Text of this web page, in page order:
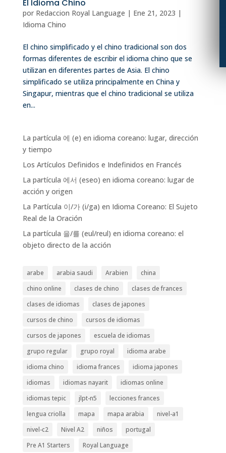
El Idioma Chino
por Redaccion Royal Language | Ene 21, 2023 |
Idioma Chino
El chino simplificado y el chino tradicional son dos
formas diferentes de escribir el idioma chino que se
utilizan en diferentes partes de Asia. El chino
simplificado se utiliza principalmente en China y
Singapur, mientras que el chino tradicional se utiliza
en...
La partícula 에 (e) en idioma coreano: lugar, dirección
y tiempo
Los Artículos Definidos e Indefinidos en Francés
La partícula 에서 (eseo) en idioma coreano: lugar de
acción y origen
La Partícula 이/가 (i/ga) en Idioma Coreano: El Sujeto
Real de la Oración
La partícula 을/를 (eul/reul) en idioma coreano: el
objeto directo de la acción
arabe arabia saudi Arabien
china
chino online
clases de chino
clases de frances
clases de idiomas
clases de japones
cursos de chino
cursos de idiomas
cursos de japones
escuela de idiomas
grupo regular
grupo royal
idioma arabe
idioma chino
idioma frances
idioma japones
idiomas
idiomas nayarit
idiomas online
idiomas tepic
jlpt-n5
lecciones frances
lengua criolla
mapa mapa arabia
nivel-a1
nivel-c2
Nivel A2 niños
portugal
Pre A1 Starters
Royal Language